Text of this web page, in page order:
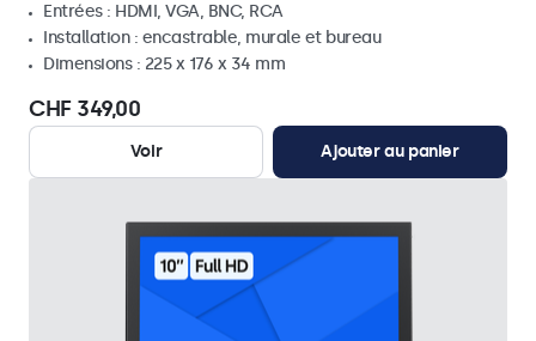
Entrées : HDMI, VGA, BNC, RCA
Installation : encastrable, murale et bureau
Dimensions : 225 x 176 x 34 mm
CHF 349,00
Voir Ajouter au panier